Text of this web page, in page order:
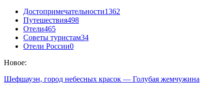
Достопримечательности1362
Путешествия498
Отели465
Советы туристам34
Отели России0
Новое:
Шефшауэн, город небесных красок — Голубая жемчужина